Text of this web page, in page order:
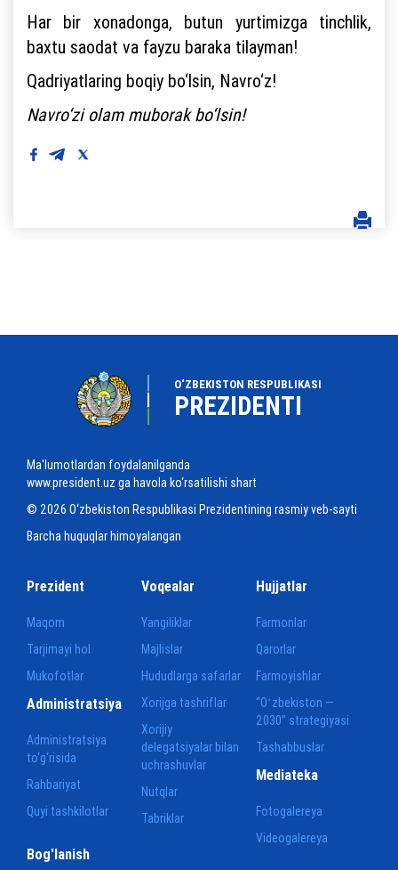
Har bir xonadonga, butun yurtimizga tinchlik,
baxtu saodat va fayzu baraka tilayman!
Qadriyatlaring boqiy bo‘lsin, Navro‘z!
Navro‘zi olam muborak bo‘lsin!
O‘ZBEKISTON RESPUBLIKASI
PREZIDENTI
Ma'lumotlardan foydalanilganda
www.president.uz ga havola ko‘rsatilishi shart
© 2026 O‘zbekiston Respublikasi Prezidentining rasmiy veb-sayti
Barcha huquqlar himoyalangan
Prezident
Maqom
Tarjimayi hol
Mukofotlar
Voqealar
Yangiliklar
Majlislar
Hududlarga safarlar
Xorijga tashriflar
Xorijiy
delegatsiyalar bilan
uchrashuvlar
Nutqlar
Tabriklar
Hujjatlar
Farmonlar
Qarorlar
Farmoyishlar
“Oʻzbekiston —
2030” strategiyasi
Tashabbuslar
Administratsiya
Administratsiya
to‘g‘risida
Rahbariyat
Quyi tashkilotlar
Mediateka
Fotogalereya
Videogalereya
Bog'lanish